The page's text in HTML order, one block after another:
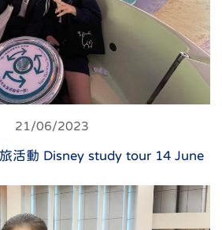
21/06/2023
活動 Disney study tour 14 June